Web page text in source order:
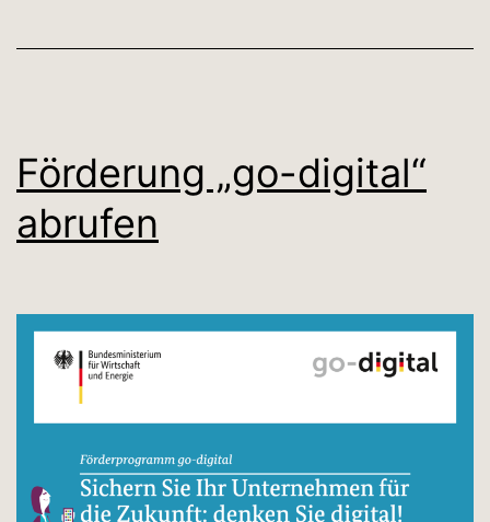
Förderung „go-digital“
abrufen